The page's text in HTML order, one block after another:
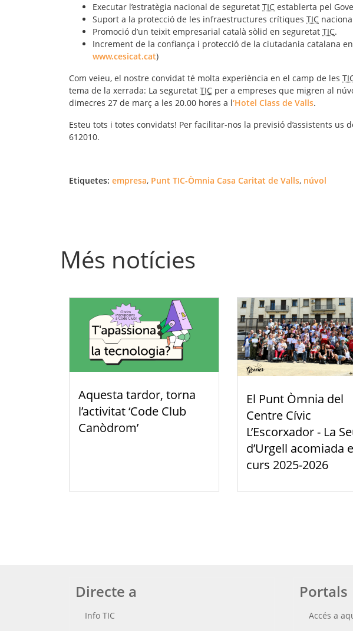
Executar l’estratègia nacional de seguretat TIC establerta pel
Suport a la protecció de les infraestructures crítiques TIC
Promoció d’un teixit empresarial català sòlid en seguretat TIC.
Increment de la confiança i protecció de la ciutadania catalana
www.cesicat.cat)
Com veieu, el nostre convidat té molta experiència en el camp de les
tema de la xerrada: La seguretat TIC per a empreses que migren al
dimecres 27 de març a les 20.00 hores a l‘Hotel Class de Valls.
Esteu tots i totes convidats! Per facilitar-nos la previsió d’assistents us
612010.
Etiquetes: empresa, Punt TIC-Òmnia Casa Caritat de Valls, núvol
Més notícies
Aquesta tardor, torna
l’activitat ‘Code Club
Canòdrom’
El Punt Òmnia del
Centre Cívic
L’Escorxador - La
d’Urgell acomiada
curs 2025-2026
Directe a
Info TIC
Portals
Accés a